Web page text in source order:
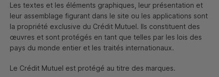
Les textes et les éléments graphiques, leur présentation et
leur assemblage figurant dans le site ou les applications sont
la propriété exclusive du Crédit Mutuel. Ils constituent des
œuvres et sont protégés en tant que telles par les lois des
pays du monde entier et les traités internationaux.
Le Crédit Mutuel est protégé au titre des marques.